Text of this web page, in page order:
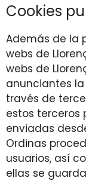
Cookies
Además de la
webs de
webs de
anunciantes
través de
estos terceros
enviadas
Ordinas
usuarios, así
ellas se